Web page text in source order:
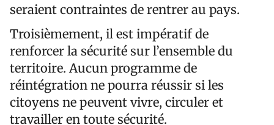
seraient contraintes de rentrer au pays.
Troisièmement, il est impératif de
renforcer la sécurité sur l’ensemble du
territoire. Aucun programme de
réintégration ne pourra réussir si les
citoyens ne peuvent vivre, circuler et
travailler en toute sécurité.